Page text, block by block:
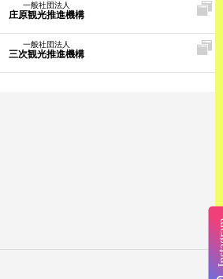
一般社団法人
庄原観光推進機構
一般社団法人
三次観光推進機構